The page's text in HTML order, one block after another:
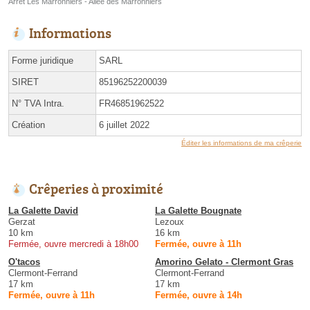
Informations
Forme juridique SARL
SIRET 85196252200039
N° TVA Intra. FR46851962522
Création 6 juillet 2022
Éditer les informations de ma crêperie
Crêperies à proximité
La Galette David
Gerzat
10 km
Fermée, ouvre mercredi à 18h00
La Galette Bougnate
Lezoux
16 km
Fermée, ouvre à 11h
O'tacos
Clermont-Ferrand
17 km
Fermée, ouvre à 11h
Amorino Gelato - Clermont Gras
Clermont-Ferrand
17 km
Fermée, ouvre à 14h